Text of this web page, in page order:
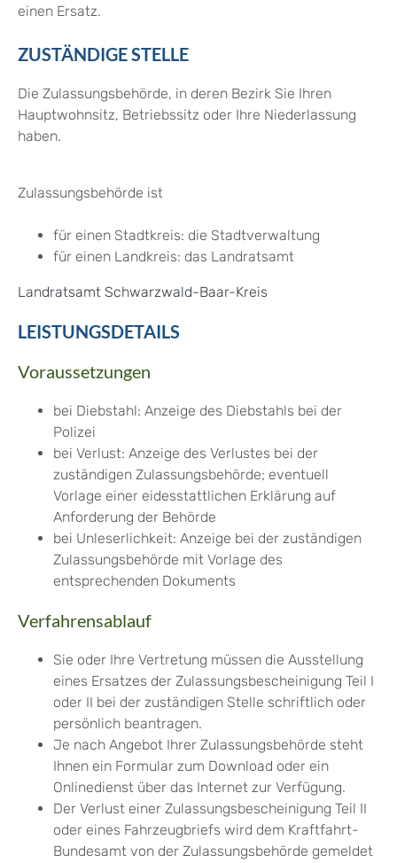
einen Ersatz.
ZUSTÄNDIGE STELLE
Die Zulassungsbehörde, in deren Bezirk Sie Ihren
Hauptwohnsitz, Betriebssitz oder Ihre Niederlassung
haben.
Zulassungsbehörde ist
für einen Stadtkreis: die Stadtverwaltung
für einen Landkreis: das Landratsamt
Landratsamt Schwarzwald-Baar-Kreis
LEISTUNGSDETAILS
Voraussetzungen
bei Diebstahl: Anzeige des Diebstahls bei der
Polizei
bei Verlust: Anzeige des Verlustes bei der
zuständigen Zulassungsbehörde; eventuell
Vorlage einer eidesstattlichen Erklärung auf
Anforderung der Behörde
bei Unleserlichkeit: Anzeige bei der zuständigen
Zulassungsbehörde mit Vorlage des
entsprechenden Dokuments
Verfahrensablauf
Sie oder Ihre Vertretung müssen die Ausstellung
eines Ersatzes der Zulassungsbescheinigung Teil I
oder II bei der zuständigen Stelle schriftlich oder
persönlich beantragen.
Je nach Angebot Ihrer Zulassungsbehörde steht
Ihnen ein Formular zum Download oder ein
Onlinedienst über das Internet zur Verfügung.
Der Verlust einer Zulassungsbescheinigung Teil II
oder eines Fahrzeugbriefs wird dem Kraftfahrt-
Bundesamt von der Zulassungsbehörde gemeldet